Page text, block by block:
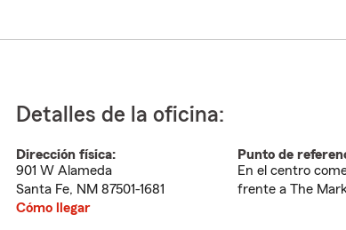
Detalles de la oficina:
Dirección física:
901 W Alameda
Santa Fe, NM 87501-1681
Cómo llegar
Punto de
En el centro
frente a The